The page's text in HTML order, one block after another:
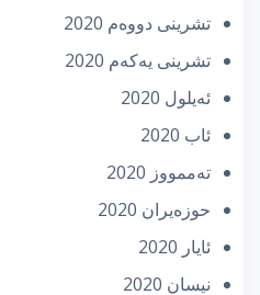
تشرینی دووه‌م 2020
تشرینی یه‌كه‌م 2020
ئه‌یلول 2020
ئاب 2020
تەممووز 2020
حوزه‌یران 2020
ئایار 2020
نیسان 2020